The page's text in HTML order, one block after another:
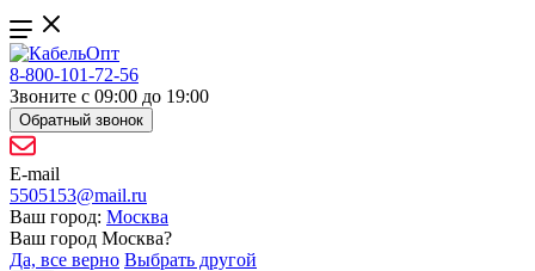
8-800-101-72-56
Звоните с 09:00 до 19:00
Обратный звонок
E-mail
5505153@mail.ru
Ваш город: Москва
Ваш город Москва?
Да, все верно Выбрать другой